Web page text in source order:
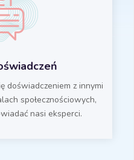
doświadczeniem z innymi
społecznościowych,
nasi eksperci.